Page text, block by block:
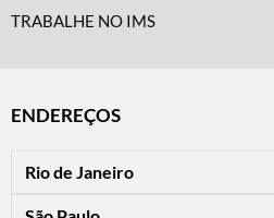
TRABALHE NO IMS
ENDEREÇOS
Rio de Janeiro